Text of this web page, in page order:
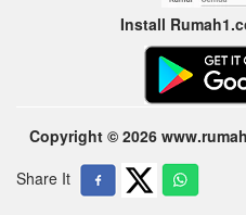
Install
Copyright © 2026
Share It